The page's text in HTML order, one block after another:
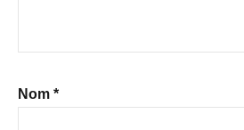
Nom *